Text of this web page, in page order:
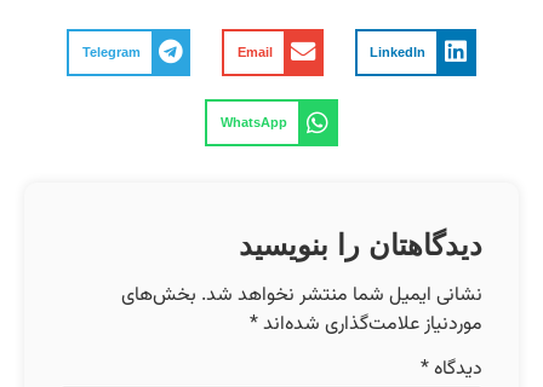
LinkedIn
Email
Telegram
WhatsApp
دیدگاهتان را بنویسید
نشانی ایمیل شما منتشر نخواهد شد. بخش‌های
موردنیاز علامت‌گذاری شده‌اند*
دیدگاه*